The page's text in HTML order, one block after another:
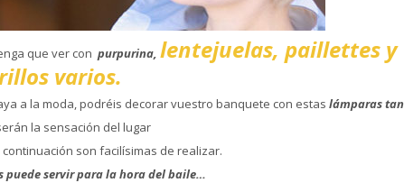
que ver con purpurina, lentejuelas, paillettes y
varios.
a la moda, podréis decorar vuestro banquete con estas lámparas tan
la sensación del lugar
son facilísimas de realizar.
puede servir para la hora del baile…